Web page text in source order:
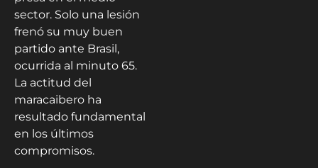
sector. Solo una lesión
frenó su muy buen
partido ante Brasil,
ocurrida al minuto 65.
La actitud del
maracaibero ha
resultado fundamental
en los últimos
compromisos.